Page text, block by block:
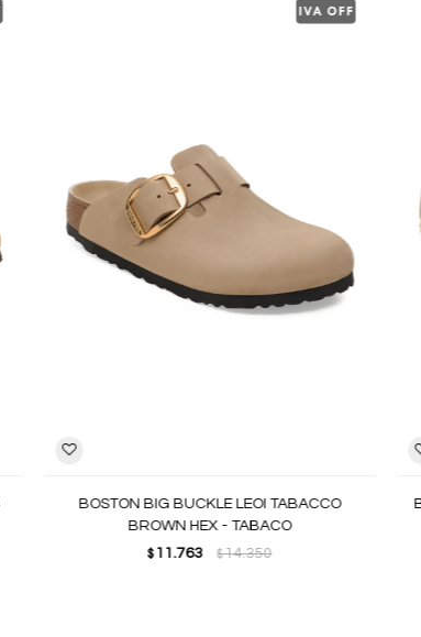
BOSTON BIG BUCKLE LEOI TABACCO
BROWN HEX - TABACO
$ 11.763 $14.350